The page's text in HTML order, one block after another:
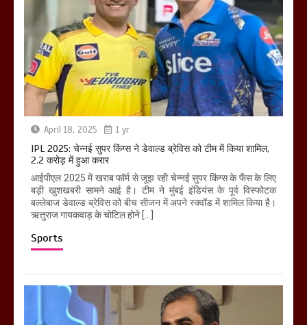
April 18, 2025 1 yr
IPL 2025: चेन्नई सुपर किंग्स ने डेवाल्ड ब्रेविस को टीम में किया शामिल,
2.2 करोड़ में हुआ करार
आईपीएल 2025 में खराब फॉर्म से जूझ रही चेन्नई सुपर किंग्स के फैंस के लिए
बड़ी खुशखबरी सामने आई है। टीम ने मुंबई इंडियंस के पूर्व विस्फोटक
बल्लेबाज डेवाल्ड ब्रेविस को बीच सीजन में अपने स्क्वॉड में शामिल किया है।
ऋतुराज गायकवाड़ के चोटिल होने […]
Sports